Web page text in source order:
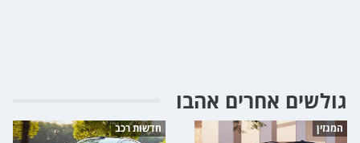
גולשים אחרים אהבו
המגזין חדשות רכב